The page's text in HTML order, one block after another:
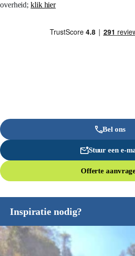
overheid;klik hier
Bel ons
Stuur een e-
Offerte
Inspiratie nodig?